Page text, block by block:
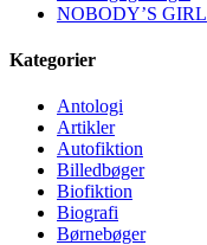
NOBODY’S GIRL
Kategorier
Antologi
Artikler
Autofiktion
Billedbøger
Biofiktion
Biografi
Børnebøger